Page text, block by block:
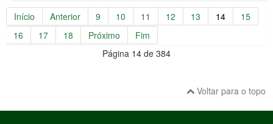
Início Anterior 9 10 11 12 13 14
15
16
17 18 Próximo
Fim
Página 14 de 384
Voltar para o topo